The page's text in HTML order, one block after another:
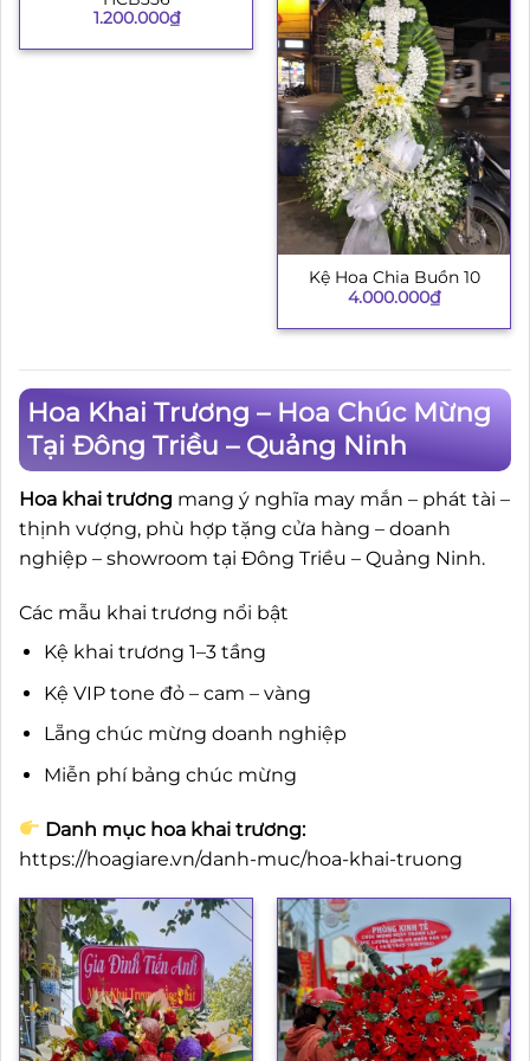
1.200.000₫
Kệ Hoa Chia Buồn 10
4.000.000₫
Hoa Khai Trương – Hoa Chúc Mừng
Tại Đông Triều – Quảng Ninh
Hoa khai trương mang ý nghĩa may mắn – phát tài –
thịnh vượng, phù hợp tặng cửa hàng – doanh
nghiệp – showroom tại Đông Triều – Quảng Ninh.
Các mẫu khai trương nổi bật
Kệ khai trương 1–3 tầng
Kệ VIP tone đỏ – cam – vàng
Lẵng chúc mừng doanh nghiệp
Miễn phí bảng chúc mừng
Danh mục hoa khai trương:
https://hoagiare.vn/danh-muc/hoa-khai-truong